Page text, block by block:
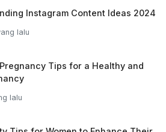
Instagram Content Ideas 2024
lalu
Tips for a Healthy and
lalu